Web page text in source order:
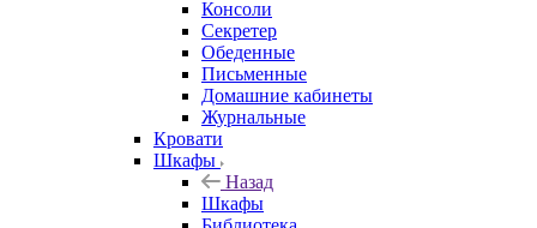
Консоли
Секретер
Обеденные
Письменные
Домашние кабинеты
Журнальные
Кровати
Шкафы
Назад
Шкафы